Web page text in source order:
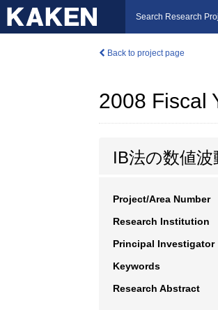
Search Research
Back to project page
2008 Fiscal
IB法の数値
Project/Area Number
Research Institution
Principal Investigator
Keywords
Research Abstract